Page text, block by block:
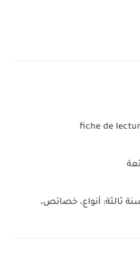
fiche de
ثالثة: أنواع، خصائص،